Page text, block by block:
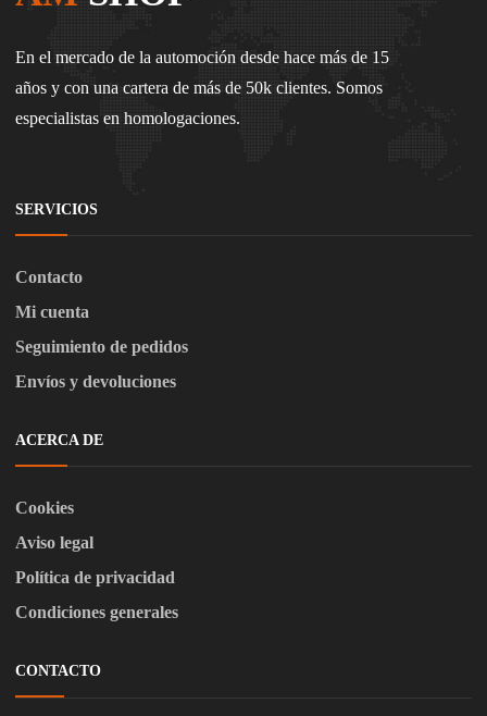
En el mercado de la automoción desde hace más de 15
años y con una cartera de más de 50k clientes. Somos
especialistas en homologaciones.
SERVICIOS
Contacto
Mi cuenta
Seguimiento de pedidos
Envíos y devoluciones
ACERCA DE
Cookies
Aviso legal
Política de privacidad
Condiciones generales
CONTACTO